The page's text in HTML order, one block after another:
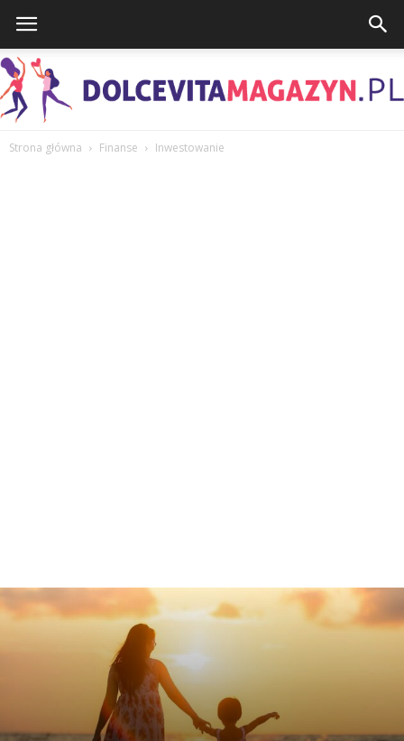
Strona główna Finanse Inwestowanie